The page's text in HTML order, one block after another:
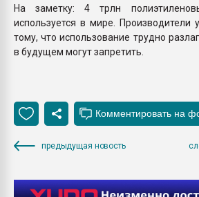
На заметку: 4 трлн
используется в мире. Производители
тому, что использование трудно
в будущем могут запретить.
предыдущая новость